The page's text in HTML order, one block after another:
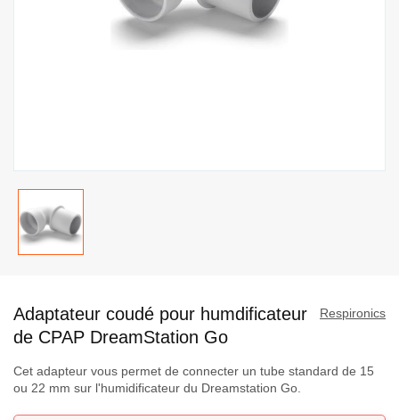
début
de
Galerie
Respironics
Adaptateur coudé pour humdificateur
de CPAP DreamStation Go
Cet adapteur vous permet de connecter un tube standard de 15
ou 22 mm sur l'humidificateur du Dreamstation Go.